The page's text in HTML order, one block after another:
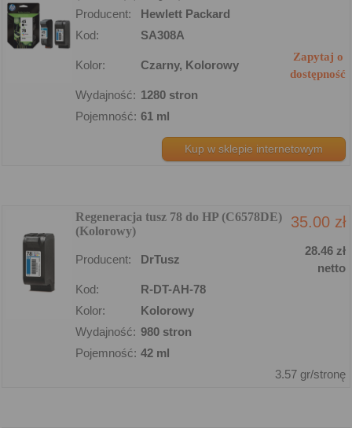
Producent:
Hewlett Packard
Kod:
SA308A
Kolor: Czarny, Kolorowy
Zapytaj o
dostępność
Wydajność: 1280 stron
Pojemność: 61 ml
Kup w sklepie internetowym
Regeneracja tusz 78 do HP (C6578DE)
(Kolorowy)
35.00 zł
Producent: DrTusz
28.46 zł
netto
Kod:
R-DT-AH-78
Kolor:
Kolorowy
Wydajność: 980 stron
Pojemność: 42 ml
3.57 gr/stronę